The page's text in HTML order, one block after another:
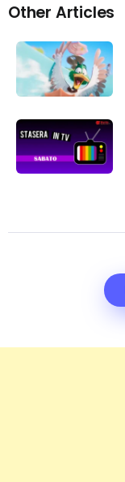
Other Articles